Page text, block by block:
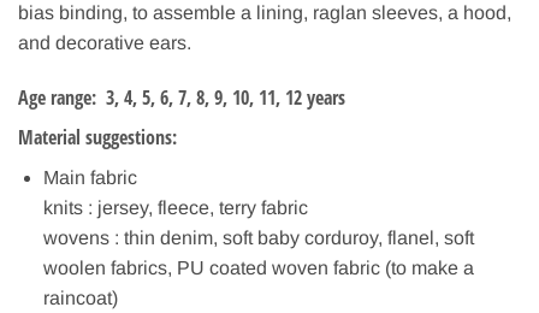
bias binding, to assemble a lining, raglan sleeves, a hood,
and decorative ears.
Age range: 3, 4, 5, 6, 7, 8, 9, 10, 11, 12 years
Material suggestions:
Main fabric
knits : jersey, fleece, terry fabric
wovens : thin denim, soft baby corduroy, flanel, soft
woolen fabrics, PU coated woven fabric (to make a
raincoat)